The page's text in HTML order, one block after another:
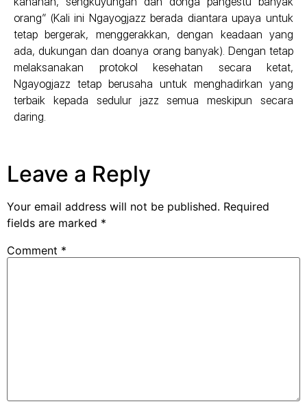
orang” (Kali ini Ngayogjazz berada diantara upaya untuk
tetap bergerak, menggerakkan, dengan keadaan yang
ada, dukungan dan doanya orang banyak). Dengan tetap
melaksanakan protokol kesehatan secara ketat,
Ngayogjazz tetap berusaha untuk menghadirkan yang
terbaik kepada sedulur jazz semua meskipun secara
daring.
Leave a Reply
Your email address will not be published. Required
fields are marked *
Comment *